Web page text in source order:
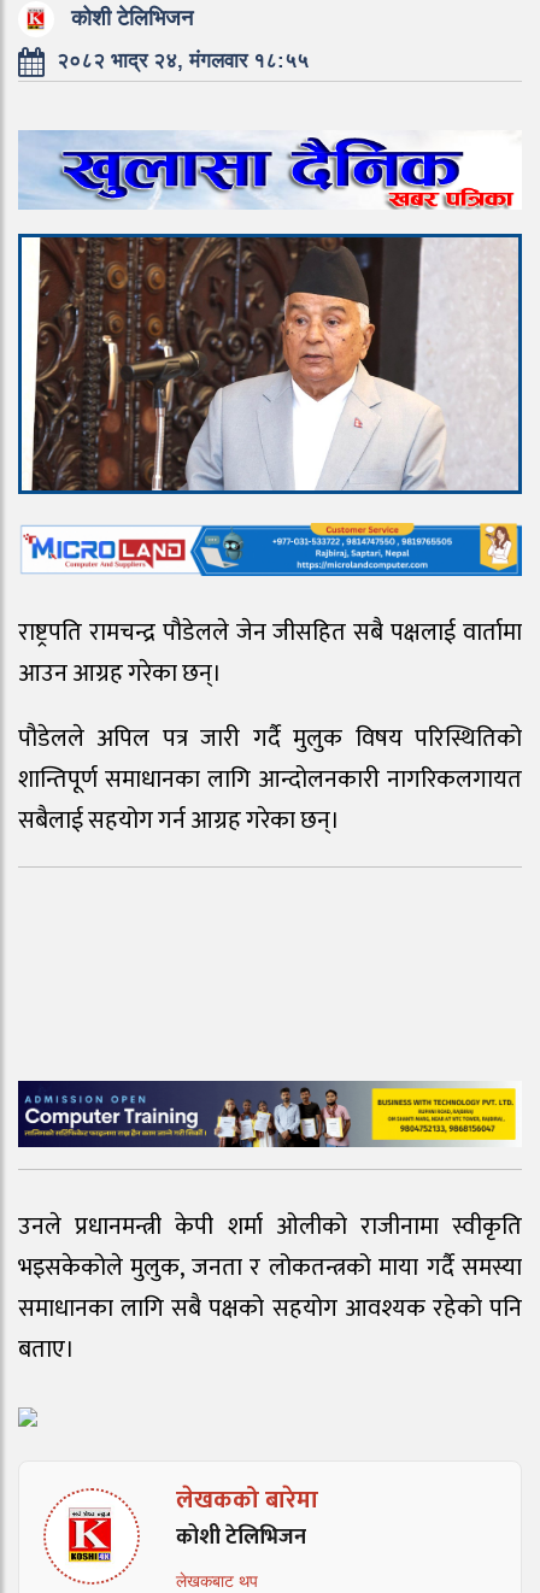
कोशी टेलिभिजन
२०८२ भाद्र २४, मंगलवार १८:५५
राष्ट्रपति रामचन्द्र पौडेलले जेन जीसहित सबै पक्षलाई वार्तामा
आउन आग्रह गरेका छन्।
पौडेलले अपिल पत्र जारी गर्दै मुलुक विषय परिस्थितिको
शान्तिपूर्ण समाधानका लागि आन्दोलनकारी नागरिकलगायत
सबैलाई सहयोग गर्न आग्रह गरेका छन्।
उनले प्रधानमन्त्री केपी शर्मा ओलीको राजीनामा स्वीकृति
भइसकेकोले मुलुक, जनता र लोकतन्त्रको माया गर्दै समस्या
समाधानका लागि सबै पक्षको सहयोग आवश्यक रहेको पनि
बताए।
लेखकको बारेमा
कोशी टेलिभिजन
लेखकबाट थप